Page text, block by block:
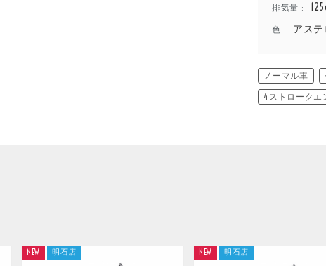
排気量 :
色 : アス
ノーマル車
4ストロークエ
NEW 明石店 NEW 明石店